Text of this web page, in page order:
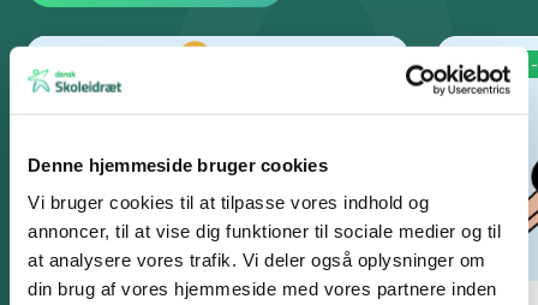
Denne hjemmeside bruger cookies
Vi bruger cookies til at tilpasse vores indhold og
annoncer, til at vise dig funktioner til sociale medier og til
at analysere vores trafik. Vi deler også oplysninger om
din brug af vores hjemmeside med vores partnere inden
0. - 1.